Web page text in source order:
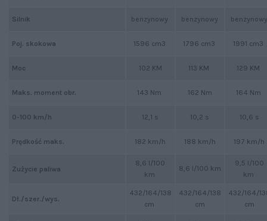
benzynowy benzynowy
1596 cm3 1796 cm3 1991 cm3
102 KM 113 KM 129 KM
143 Nm 162 Nm 164 Nm
12,1 s 10,2 s 10,6 s
182 km/h 188 km/h 197 km/h
8,6 l/100
km
8,6 l/100 km
9,5 l/100
km
432/164/138
cm
432/164/138
cm
432/164/
cm
Silnik
Poj. skokowa
Moc
Maks. moment obr.
0-100 km/h
Prędkość maks.
Zużycie paliwa
Dł./szer./wys.